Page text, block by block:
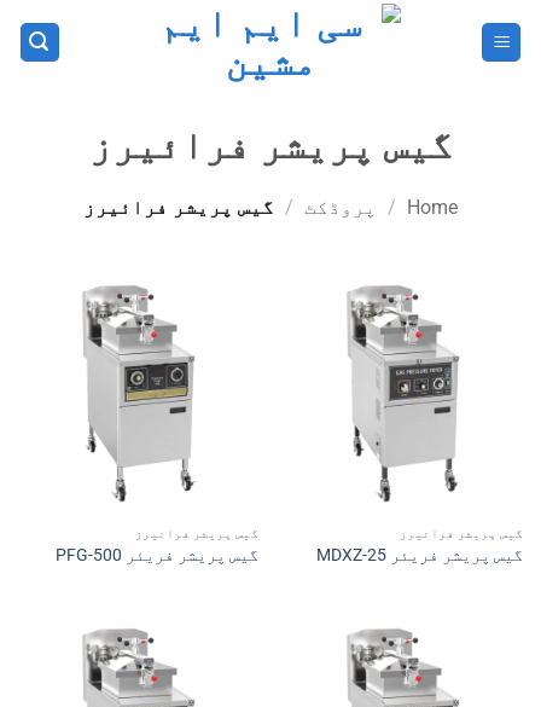
گیس پریشر فرائیرز
Home
/ پروڈکٹ / گیس پریشر فرائیرز
گیس پریشر فرائیرز
گیس پریشر فریئر MDXZ-25
گیس پریشر فرائیرز
گیس پریشر فریئر PFG-500